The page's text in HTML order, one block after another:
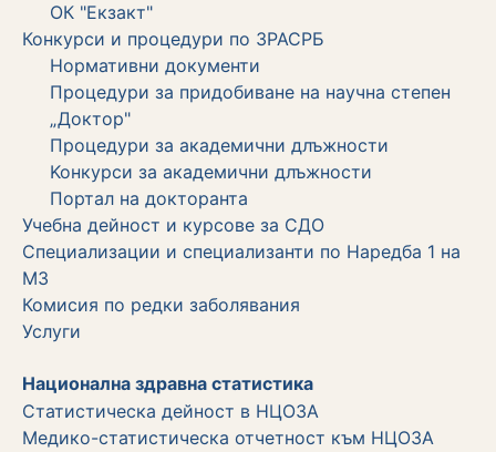
ОК "Екзакт"
Конкурси и процедури по ЗРАСРБ
Нормативни документи
Процедури за придобиване на научна степен
„Доктор"
Процедури за академични длъжности
Koнкурси за академични длъжности
Портал на докторанта
Учебна дейност и курсове за СДО
Специализации и специализанти по Наредба 1 на
МЗ
Комисия по редки заболявания
Услуги
Национална здравна статистика
Статистическа дейност в НЦОЗА
Медико-статистическа отчетност към НЦОЗА